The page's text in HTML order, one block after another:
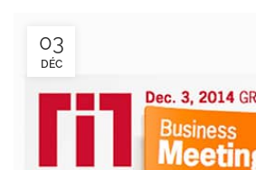
03
DÉC